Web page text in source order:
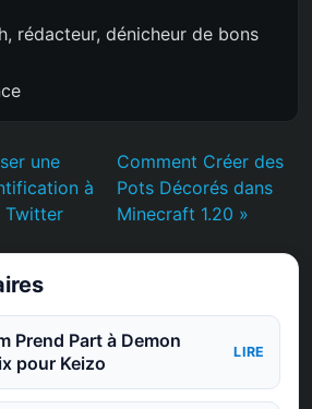
rédacteur, dénicheur de bons
une
à
Twitter
Comment Créer des
Pots Décorés dans
Minecraft 1.20 »
Prend Part à Demon
pour Keizo
LIRE